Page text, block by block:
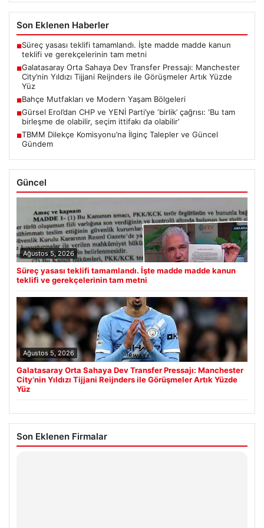
Son Eklenen Haberler
■Süreç yasası teklifi tamamlandı. İşte madde madde kanun
teklifi ve gerekçelerinin tam metni
■Galatasaray Orta Sahaya Dev Transfer Pressajı: Manchester
City’nin Yıldızı Tijjani Reijnders ile Görüşmeler Artık Yüzde
Yüz
■Bahçe Mutfakları ve Modern Yaşam Bölgeleri
■Gürsel Erol’dan CHP ve YENİ Parti’ye ‘birlik’ çağrısı: ‘Bu tam
birleşme de olabilir, seçim ittifakı da olabilir’
■TBMM Dilekçe Komisyonu’na İlginç Talepler ve Güncel
Gündem
Güncel
Ağustos 5, 2026
Süreç yasası teklifi tamamlandı. İşte madde madde kanun
teklifi ve gerekçelerinin tam metni
Ağustos 5, 2026
Galatasaray Orta Sahaya Dev Transfer Pressajı: Manchester
City’nin Yıldızı Tijjani Reijnders ile Görüşmeler Artık Yüzde
Yüz
Son Eklenen Firmalar